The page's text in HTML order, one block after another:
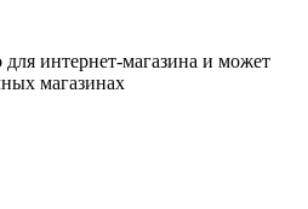
для интернет-магазина и может
магазинах